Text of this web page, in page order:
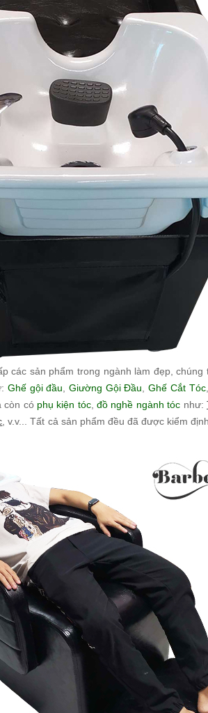
các sản phẩm trong ngành làm đẹp,
Ghế gội đầu ,Giường Gội Đầu ,Ghế Cắt Tóc
còn có phụ kiện tóc,đồ nghề ngành tóc như:
, v.v... Tất cả sản phẩm đều đã được kiểm